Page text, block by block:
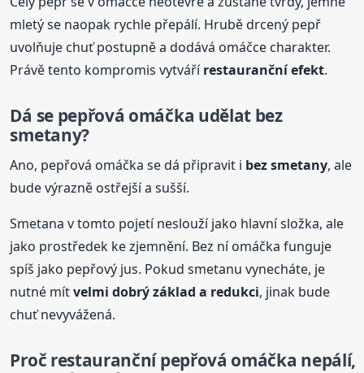
mletý se naopak rychle přepálí. Hrubě drcený pepř
uvolňuje chuť postupně a dodává omáčce charakter.
Právě tento kompromis vytvářírestauranční efekt.
Dá se pepřová omáčka udělat bez
smetany?
Ano, pepřová omáčka se dá připravit i bez smetany, ale
bude výrazně ostřejší a sušší.
Smetana v tomto pojetí neslouží jako hlavní složka, ale
jako prostředek ke zjemnění. Bez ní omáčka funguje
spíš jako pepřový jus. Pokud smetanu vynecháte, je
nutné mítvelmi dobrý základ a redukci, jinak bude
chuť nevyvážená.
Proč restauranční pepřová omáčka nepálí,